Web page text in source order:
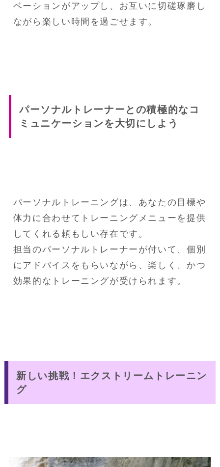
ベーションがアップし、お互いに切磋琢磨し
ながら楽しい時間を過ごせます。
パーソナルトレーナーとの積極的なコ
ミュニケーションを大切にしよう
パーソナルトレーニングは、あなたの目標や
体力に合わせてトレーニングメニューを提供
してくれる頼もしい存在です。
担当のパーソナルトレーナーが付いて、個別
にアドバイスをもらいながら、楽しく、かつ
効果的なトレーニングが受けられます。
新しい挑戦！エクストリームトレーニン
グ